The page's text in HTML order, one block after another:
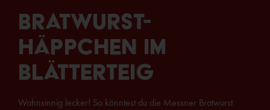
Bratwurst-
Häppchen im
Blätterteig
Wahnsinnig lecker! So könntest du die Messner Bratwurst